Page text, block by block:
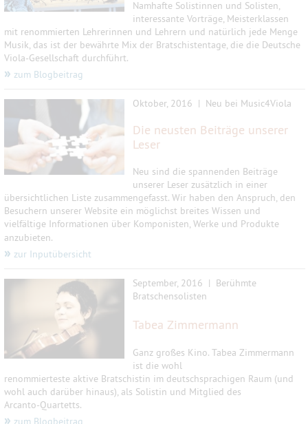
Namhafte Solistinnen und Solisten,
interessante Vorträge, Meisterklassen
mit renommierten Lehrerinnen und Lehrern und natürlich jede Menge
Musik, das ist der bewährte Mix der Bratschistentage, die die Deutsche
Viola-Gesellschaft durchführt.
» zum Blogbeitrag
Oktober, 2016 | Neu bei Music4Viola
Die neusten Beiträge unserer
Leser
Neu sind die spannenden Beiträge
unserer Leser zusätzlich in einer
übersichtlichen Liste zusammengefasst. Wir haben den Anspruch, den
Besuchern unserer Website ein möglichst breites Wissen und
vielfältige Informationen über Komponisten, Werke und Produkte
anzubieten.
» zur Inputübersicht
September, 2016 | Berühmte
Bratschensolisten
Tabea Zimmermann
Ganz großes Kino. Tabea Zimmermann
ist die wohl
renommierteste aktive Bratschistin im deutschsprachigen Raum (und
wohl auch darüber hinaus), als Solistin und Mitglied des
Arcanto-Quartetts.
» zum Blogbeitrag